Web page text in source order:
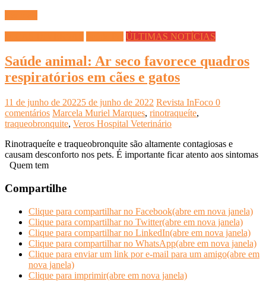
ÚLTIMAS NOTÍCIAS
Saúde animal: Ar seco favorece quadros
respiratórios em cães e gatos
11 de junho de 20225 de junho de 2022 Revista InFoco 0
comentários Marcela Muriel Marques, rinotraqueíte,
traqueobronquite, Veros Hospital Veterinário
Rinotraqueíte e traqueobronquite são altamente contagiosas e
causam desconforto nos pets. É importante ficar atento aos sintomas
Quem tem
Compartilhe
Clique para compartilhar no Facebook(abre em nova janela)
Clique para compartilhar no Twitter(abre em nova janela)
Clique para compartilhar no LinkedIn(abre em nova janela)
Clique para compartilhar no WhatsApp(abre em nova janela)
Clique para enviar um link por e-mail para um amigo(abre em
nova janela)
Clique para imprimir(abre em nova janela)